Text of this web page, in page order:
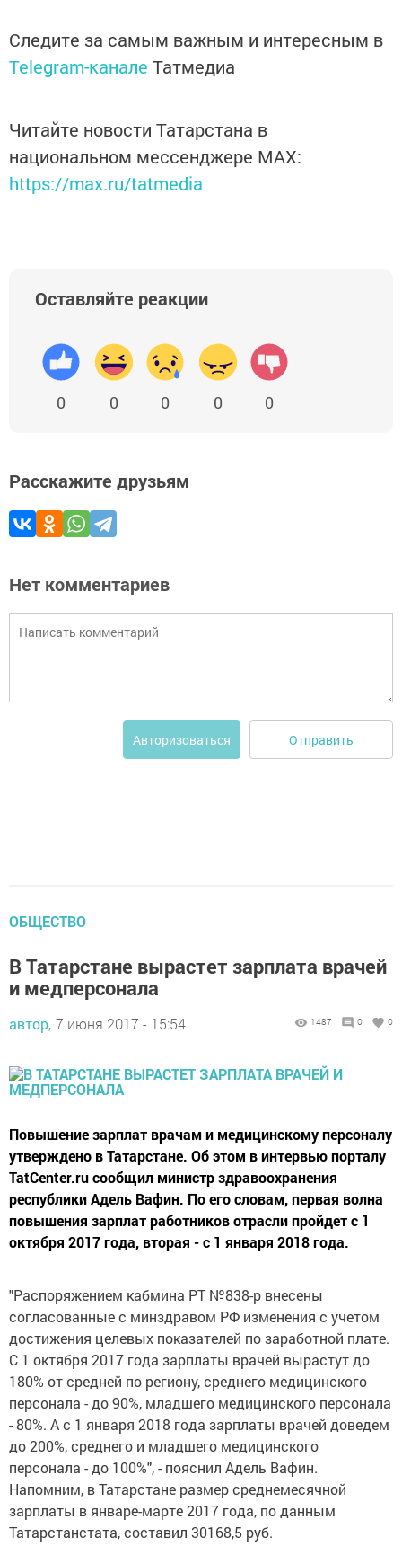
Следите за самым важным и интересным в
Telegram-канале Татмедиа
Читайте новости Татарстана в
национальном мессенджере MАХ:
https://max.ru/tatmedia
Оставляйте реакции
0 0 0 0 0
Расскажите друзьям
Нет комментариев
Авторизоваться Отправить
ОБЩЕСТВО
В Татарстане вырастет зарплата врачей
и медперсонала
автор, 7 июня 2017 - 15:54 1487 0 0
Повышение зарплат врачам и медицинскому персоналу
утверждено в Татарстане. Об этом в интервью порталу
TatCenter.ru сообщил министр здравоохранения
республики Адель Вафин. По его словам, первая волна
повышения зарплат работников отрасли пройдет с 1
октября 2017 года, вторая - с 1 января 2018 года.
"Распоряжением кабмина РТ №838-р внесены
согласованные с минздравом РФ изменения с учетом
достижения целевых показателей по заработной плате.
С 1 октября 2017 года зарплаты врачей вырастут до
180% от средней по региону, среднего медицинского
персонала - до 90%, младшего медицинского персонала
- 80%. А с 1 января 2018 года зарплаты врачей доведем
до 200%, среднего и младшего медицинского
персонала - до 100%", - пояснил Адель Вафин.
Напомним, в Татарстане размер среднемесячной
зарплаты в январе-марте 2017 года, по данным
Татарстанстата, составил 30168,5 руб.